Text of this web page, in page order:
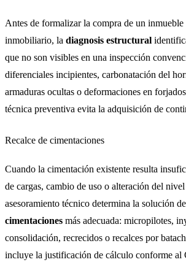
Antes de formalizar la compra de un
inmobiliario, la diagnosis estructural
que no son visibles en una inspección
diferenciales incipientes, carbonatación del
armaduras ocultas o deformaciones en
técnica preventiva evita la adquisición de
Recalce de cimentaciones
Cuando la cimentación existente resulta
de cargas, cambio de uso o alteración del
asesoramiento técnico determina la solución de
cimentaciones más adecuada: micropilotes,
consolidación, recrecidos o recalces por
incluye la justificación de cálculo conforme